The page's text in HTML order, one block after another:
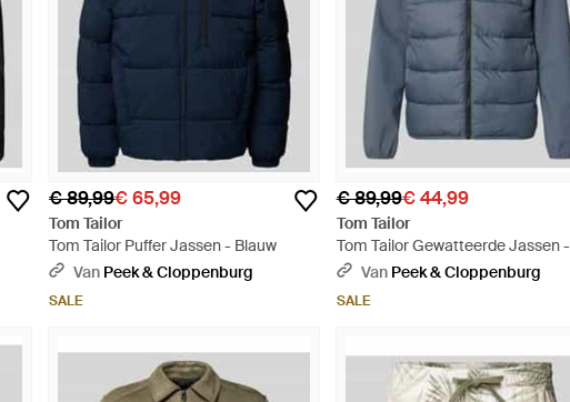
€ 89,99€ 65,99
Tom Tailor
Tom Tailor Puffer Jassen - Blauw
Van Peek & Cloppenburg
SALE
€ 89,99€ 44,99
Tom Tailor
Tom Tailor Gewatteerde Jassen -
Blauw
Van Peek & Cloppenburg
SALE